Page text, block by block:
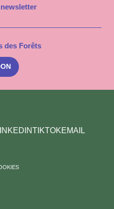
à
des Forêts
TIKTOKEMAIL